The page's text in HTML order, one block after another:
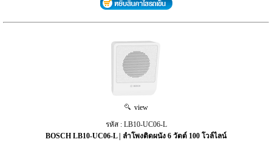
view
รหัส : LB10-UC06-L
BOSCH LB10-UC06-L | ลำโพงติดผนัง 6 วัตต์ 100 โวล์ไลน์